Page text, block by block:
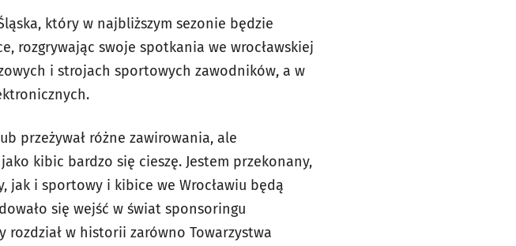
który w najbliższym sezonie będzie
rozgrywając swoje spotkania we wrocławskiej
i strojach sportowych zawodników, a w
przeżywał różne zawirowania, ale
kibic bardzo się cieszę. Jestem przekonany,
jak i sportowy i kibice we Wrocławiu będą
się wejść w świat sponsoringu
w historii zarówno Towarzystwa